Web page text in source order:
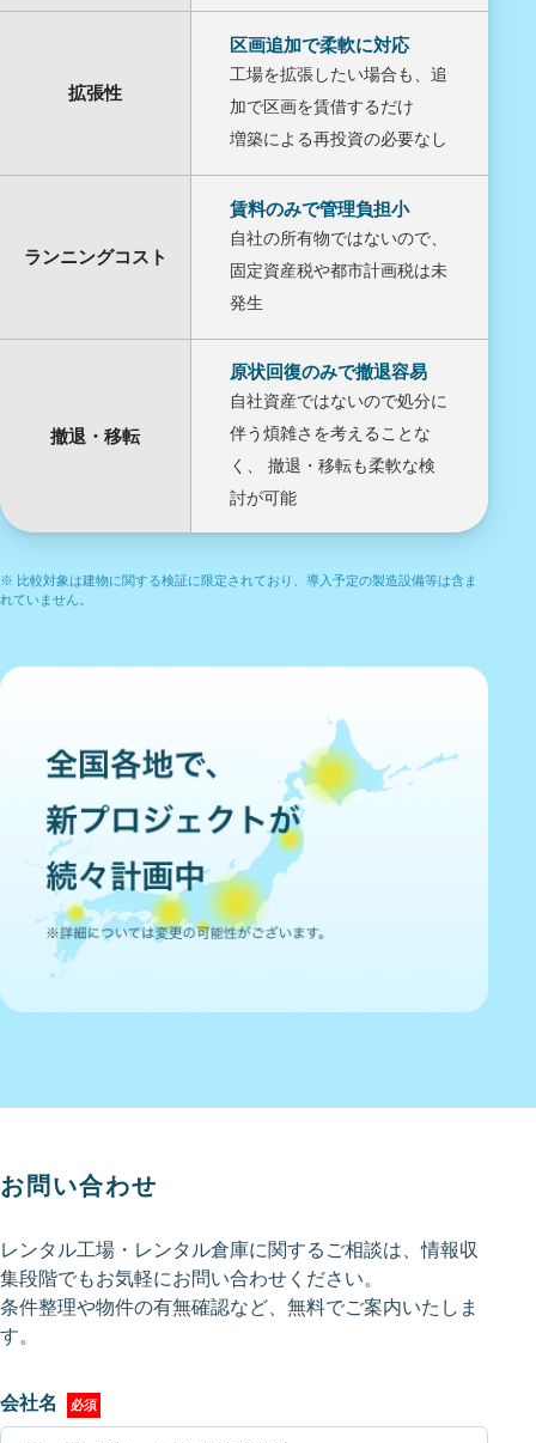
拡張性
区画追加で柔軟に対応
工場を拡張したい場合も、追
加で区画を賃借するだけ
増築による再投資の必要なし
ランニングコスト
賃料のみで管理負担小
自社の所有物ではないので、
固定資産税や都市計画税は未
発生
撤退・移転
原状回復のみで撤退容易
自社資産ではないので処分に
伴う煩雑さを考えることな
く、 撤退・移転も柔軟な検
討が可能
※ 比較対象は建物に関する検証に限定されており、導入予定の製造設備等は含ま
れていません。
お問い合わせ
レンタル工場・レンタル倉庫に関するご相談は、情報収
集段階でもお気軽にお問い合わせください。
条件整理や物件の有無確認など、無料でご案内いたしま
す。
会社名